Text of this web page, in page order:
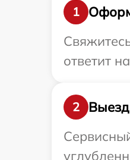
1
ответит
2